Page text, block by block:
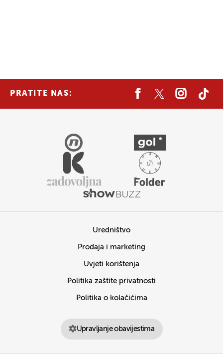
PRATITE NAS:
Uredništvo
Prodaja i marketing
Uvjeti korištenja
Politika zaštite privatnosti
Politika o kolačićima
Upravljanje obavijestima